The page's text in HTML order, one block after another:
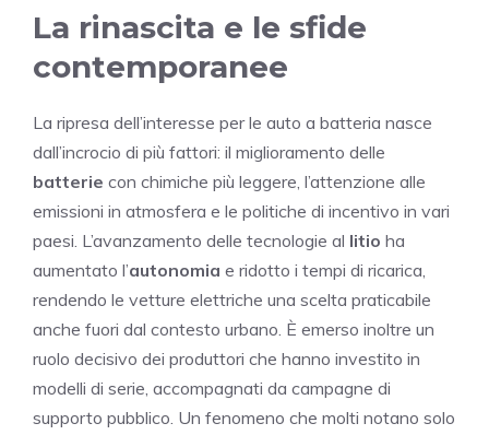
La rinascita e le sfide
contemporanee
La ripresa dell’interesse per le auto a batteria nasce
dall’incrocio di più fattori: il miglioramento delle
batterie con chimiche più leggere, l’attenzione alle
emissioni in atmosfera e le politiche di incentivo in vari
paesi. L’avanzamento delle tecnologie al litio ha
aumentato l’autonomia e ridotto i tempi di ricarica,
rendendo le vetture elettriche una scelta praticabile
anche fuori dal contesto urbano. È emerso inoltre un
ruolo decisivo dei produttori che hanno investito in
modelli di serie, accompagnati da campagne di
supporto pubblico. Un fenomeno che molti notano solo